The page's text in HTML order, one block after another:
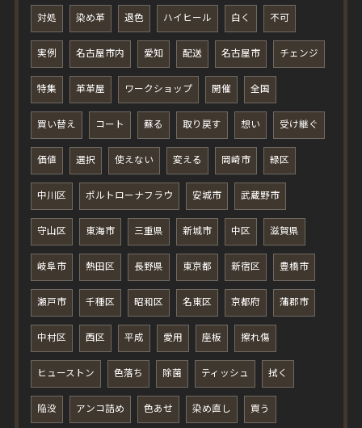
対処 染め革 退色 ハイヒール 白く 不可
実例 名古屋市内 愛知 配送 名古屋市 チェンジ
特集 革革屋 ワークショップ 開催 全国
買い替え コート 蘇る 取り戻す 想い 受け継ぐ
価値 選択 使えない 変える 岡崎市 緑区
中川区 ポルトローナフラウ 安城市 武蔵野市
守山区 東海市 三重県 新城市 中区 滋賀県
岐阜市 熱田区 長野県 東京都 新宿区 豊橋市
瀬戸市 千種区 昭和区 名東区 京都府 蒲郡市
中村区 西区 平成 愛用 座板 擦れ傷
ヒューストン 色落ち 除菌 ティッシュ 拭く
陥没 アンコ詰め 色あせ 染め直し 買う